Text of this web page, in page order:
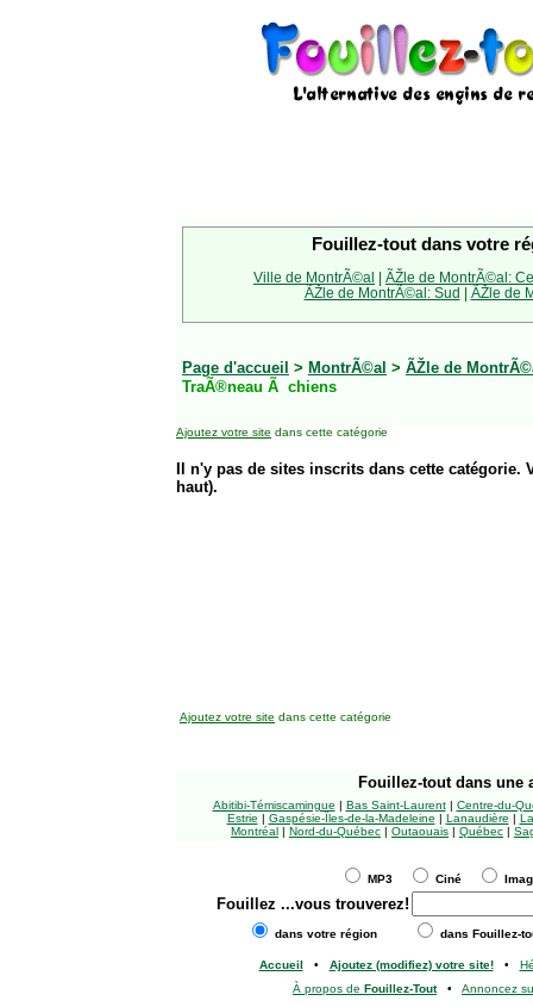
Fouillez-tout dans votre
Ville de MontrÃ©al | ÃŽle de MontrÃ©al:
ÃŽle de MontrÃ©al: Sud | ÃŽle de
Page d'accueil > MontrÃ©al > ÃŽle de
TraÃ®neau Ã chiens
Ajoutez votre site dans cette catégorie
Il n'y pas de sites inscrits dans cette
haut).
Ajoutez votre site dans cette catégorie
Fouillez-tout dans une
Abitibi-Témiscamingue | Bas Saint-Laurent| Centre-du-
Estrie | Gaspésie-Îles-de-la-Madeleine | Lanaudière |
Montréal | Nord-du-Québec | Outaouais | Québec |
MP3 Ciné
Fouillez ...vous trouverez!
dans votre région dans Fouillez-
Accueil • Ajoutez (modifiez) votre site!•
À propos de Fouillez-Tout• Annoncez